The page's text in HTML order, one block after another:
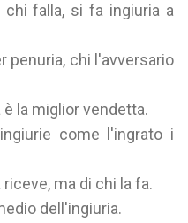
chi falla, si fa ingiuria a
penuria, chi l'avversario
la miglior vendetta.
come l'ingrato i
riceve, ma di chi la fa.
dell'ingiuria.